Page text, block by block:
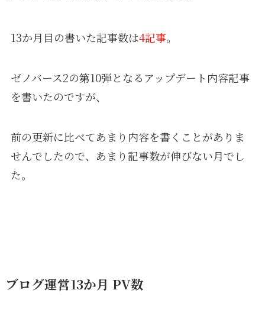
13か月目の書いた記事数は4記事。
ゼノバース2の第10弾となるアップデート内容記事
を書いたのですが、
前の更新に比べてあまり内容を書くことがありま
せんでしたので、あまり記事数が伸びない月でし
た。
ブログ運営13か月 PV数